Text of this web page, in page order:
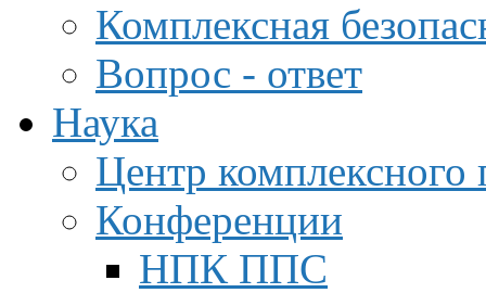
Комплексная
Вопрос - ответ
Наука
Центр
Конференции
НПК ППС